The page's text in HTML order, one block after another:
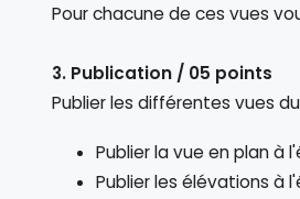
Pour chacune de ces vues
3. Publication / 05 points
Publier les différentes vues
Publier la vue en plan à
Publier les élévations à